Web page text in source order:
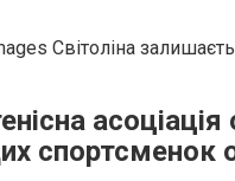
Світоліна
спортсменок